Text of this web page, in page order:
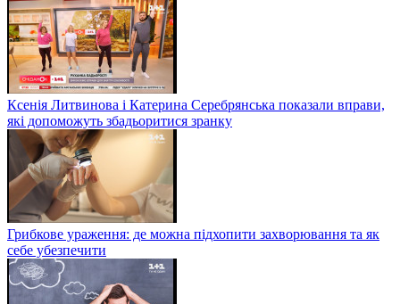
Ксенія Литвинова і Катерина Серебрянська показали вправи,
які допоможуть збадьоритися зранку
Грибкове ураження: де можна підхопити захворювання та як
себе убезпечити